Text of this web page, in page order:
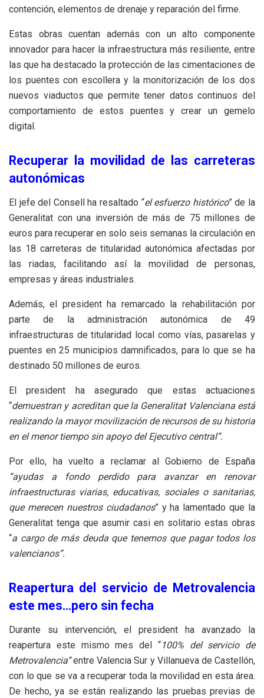
contención, elementos de drenaje y reparación del firme.
Estas obras cuentan además con un alto componente
innovador para hacer la infraestructura más resiliente, entre
las que ha destacado la protección de las cimentaciones de
los puentes con escollera y la monitorización de los dos
nuevos viaductos que permite tener datos continuos del
comportamiento de estos puentes y crear un gemelo
digital.
Recuperar la movilidad de las carreteras
autonómicas
El jefe del Consell ha resaltado “el esfuerzo histórico” de la
Generalitat con una inversión de más de 75 millones de
euros para recuperar en solo seis semanas la circulación en
las 18 carreteras de titularidad autonómica afectadas por
las riadas, facilitando así la movilidad de personas,
empresas y áreas industriales.
Además, el president ha remarcado la rehabilitación por
parte de la administración autonómica de 49
infraestructuras de titularidad local como vías, pasarelas y
puentes en 25 municipios damnificados, para lo que se ha
destinado 50 millones de euros.
El president ha asegurado que estas actuaciones
“demuestran y acreditan que la Generalitat Valenciana está
realizando la mayor movilización de recursos de su historia
en el menor tiempo sin apoyo del Ejecutivo central”.
Por ello, ha vuelto a reclamar al Gobierno de España
“ayudas a fondo perdido para avanzar en renovar
infraestructuras viarias, educativas, sociales o sanitarias,
que merecen nuestros ciudadanos” y ha lamentado que la
Generalitat tenga que asumir casi en solitario estas obras
“a cargo de más deuda que tenemos que pagar todos los
valencianos”.
Reapertura del servicio de Metrovalencia
este mes…pero sin fecha
Durante su intervención, el president ha avanzado la
reapertura este mismo mes del “100% del servicio de
Metrovalencia”entre Valencia Sur y Villanueva de Castellón,
con lo que se va a recuperar toda la movilidad en esta área.
De hecho, ya se están realizando las pruebas previas de